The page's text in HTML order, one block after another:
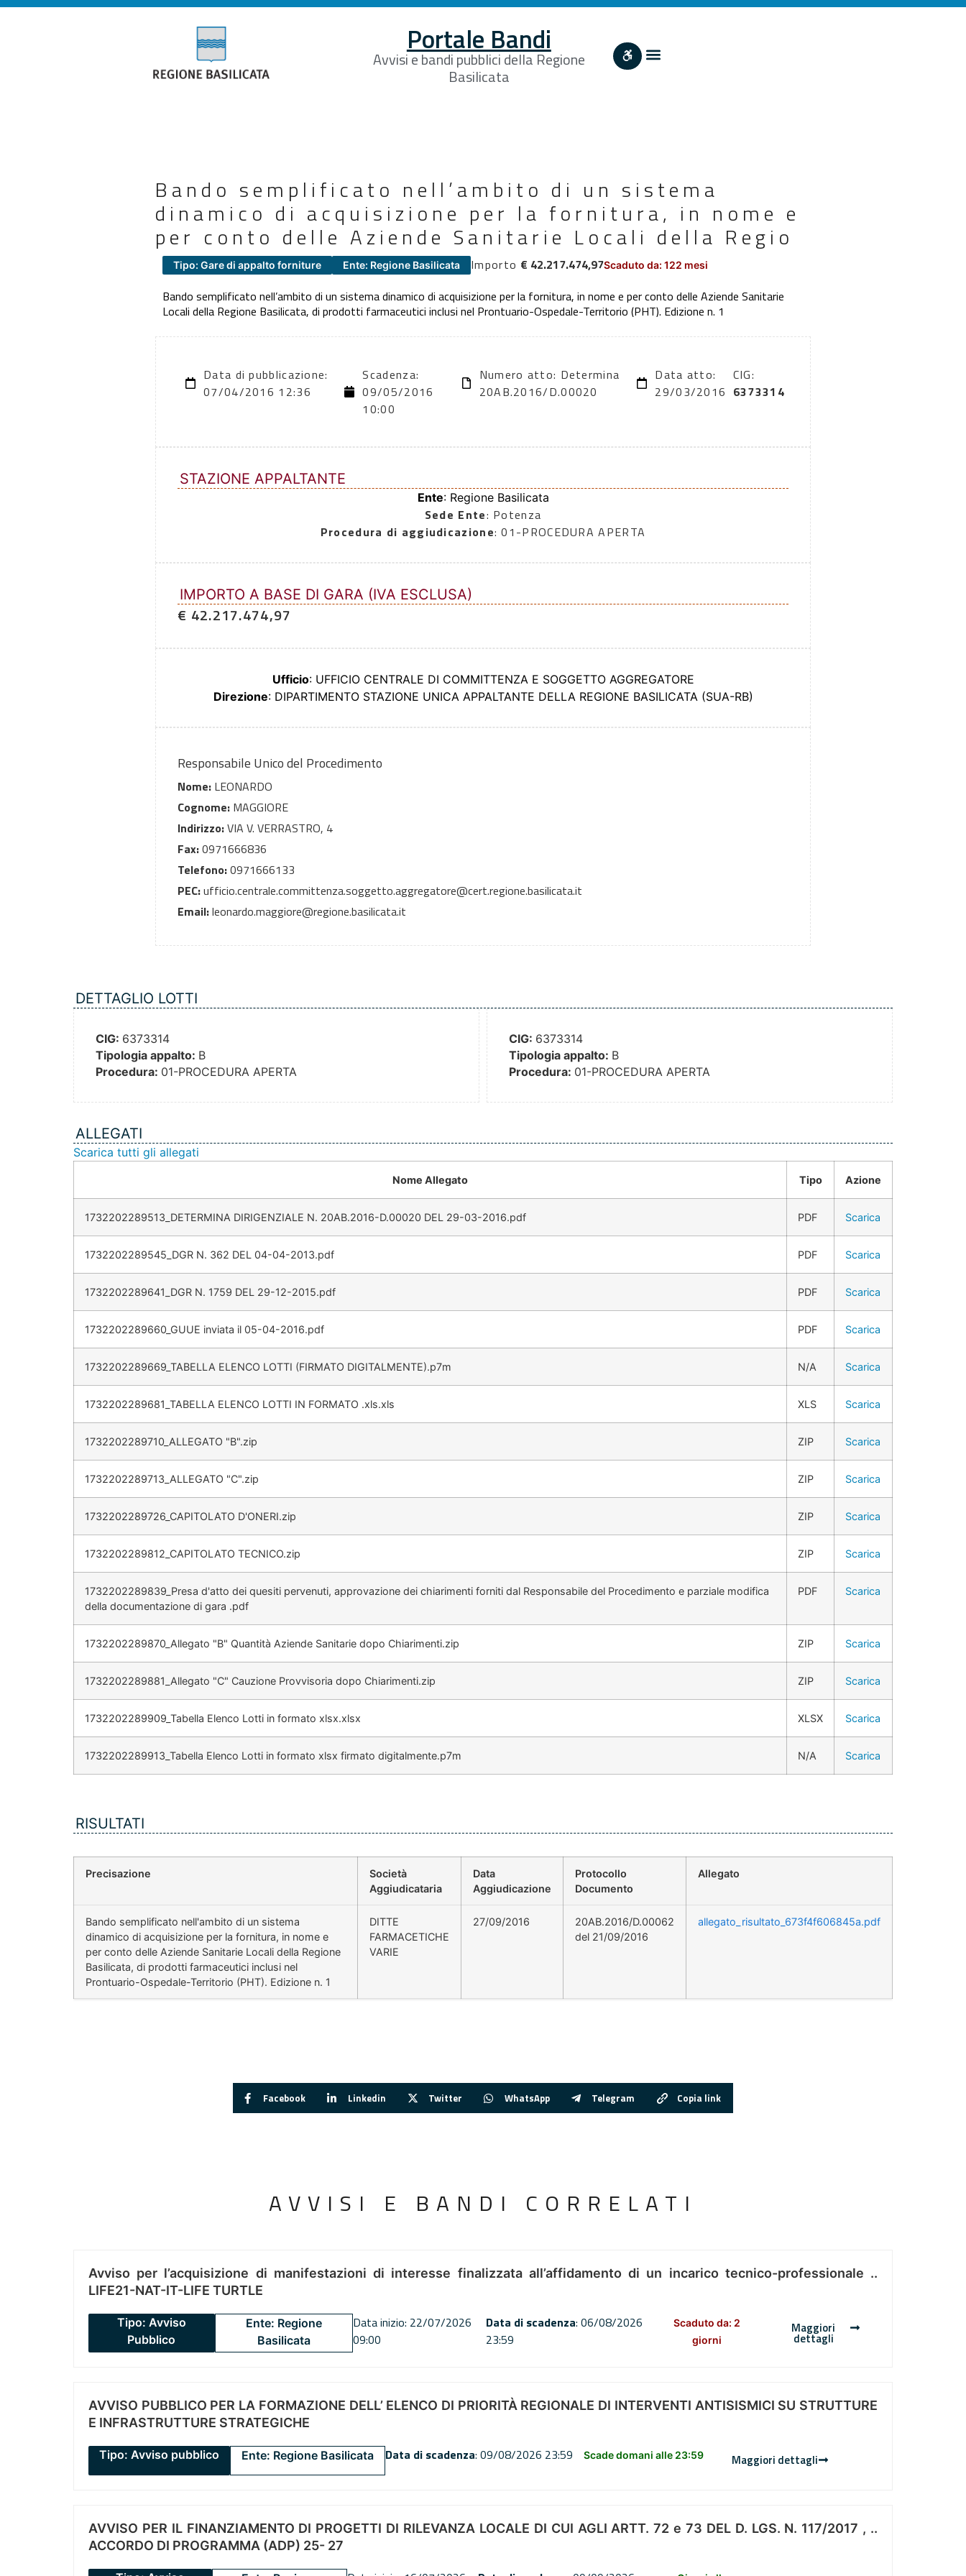
Portale Bandi
Avvisi e bandi pubblici della Regione
Basilicata
Bando semplificato nell’ambito di un sistema
dinamico di acquisizione per la fornitura, in nome e
per conto delle Aziende Sanitarie Locali della Regio
Tipo: Gare di appalto forniture Ente: Regione Basilicata Importo € 42.217.474,97Scaduto da: 122 mesi
Bando semplificato nell’ambito di un sistema dinamico di acquisizione per la fornitura, in nome e per conto delle Aziende Sanitarie
Locali della Regione Basilicata, di prodotti farmaceutici inclusi nel Prontuario-Ospedale-Territorio (PHT). Edizione n. 1
Data di pubblicazione:
07/04/2016 12:36
Scadenza:
09/05/2016
10:00
Numero atto: Determina
20AB.2016/D.00020
Data atto:
29/03/2016
CIG:
6373314
STAZIONE APPALTANTE
Ente: Regione Basilicata
Sede Ente: Potenza
Procedura di aggiudicazione: 01-PROCEDURA APERTA
IMPORTO A BASE DI GARA (IVA ESCLUSA)
€ 42.217.474,97
Ufficio: UFFICIO CENTRALE DI COMMITTENZA E SOGGETTO AGGREGATORE
Direzione: DIPARTIMENTO STAZIONE UNICA APPALTANTE DELLA REGIONE BASILICATA (SUA-RB)
Responsabile Unico del Procedimento
Nome: LEONARDO
Cognome: MAGGIORE
Indirizzo:VIA V. VERRASTRO, 4
Fax:0971666836
Telefono:0971666133
PEC:ufficio.centrale.committenza.soggetto.aggregatore@cert.regione.basilicata.it
Email:leonardo.maggiore@regione.basilicata.it
DETTAGLIO LOTTI
CIG: 6373314
Tipologia appalto: B
Procedura: 01-PROCEDURA APERTA
CIG: 6373314
Tipologia appalto: B
Procedura: 01-PROCEDURA APERTA
ALLEGATI
Scarica tutti gli allegati
Nome Allegato Tipo Azione
1732202289513_DETERMINA DIRIGENZIALE N. 20AB.2016-D.00020 DEL 29-03-2016.pdf PDF Scarica
1732202289545_DGR N. 362 DEL 04-04-2013.pdf PDF Scarica
1732202289641_DGR N. 1759 DEL 29-12-2015.pdf PDF Scarica
1732202289660_GUUE inviata il 05-04-2016.pdf PDF Scarica
1732202289669_TABELLA ELENCO LOTTI (FIRMATO DIGITALMENTE).p7m N/A Scarica
1732202289681_TABELLA ELENCO LOTTI IN FORMATO .xls.xls XLS Scarica
1732202289710_ALLEGATO "B".zip ZIP Scarica
1732202289713_ALLEGATO "C".zip ZIP Scarica
1732202289726_CAPITOLATO D'ONERI.zip ZIP Scarica
1732202289812_CAPITOLATO TECNICO.zip ZIP Scarica
1732202289839_Presa d'atto dei quesiti pervenuti, approvazione dei chiarimenti forniti dal Responsabile del Procedimento e parziale modifica
della documentazione di gara .pdf
PDF Scarica
1732202289870_Allegato "B" Quantità Aziende Sanitarie dopo Chiarimenti.zip ZIP Scarica
1732202289881_Allegato "C" Cauzione Provvisoria dopo Chiarimenti.zip ZIP Scarica
1732202289909_Tabella Elenco Lotti in formato xlsx.xlsx XLSX Scarica
1732202289913_Tabella Elenco Lotti in formato xlsx firmato digitalmente.p7m N/A Scarica
RISULTATI
Precisazione
Società
Aggiudicataria
Data
Aggiudicazione
Protocollo
Documento
Allegato
Bando semplificato nell'ambito di un sistema
dinamico di acquisizione per la fornitura, in nome e
per conto delle Aziende Sanitarie Locali della Regione
Basilicata, di prodotti farmaceutici inclusi nel
Prontuario-Ospedale-Territorio (PHT). Edizione n. 1
DITTE
FARMACETICHE
VARIE
27/09/2016
20AB.2016/D.00062
del 21/09/2016
allegato_risultato_673f4f606845a.pdf
Facebook Linkedin Twitter WhatsApp Telegram Copia link
AVVISI E BANDI CORRELATI
Avviso per l’acquisizione di manifestazioni di interesse finalizzata all’affidamento di un incarico tecnico-professionale ..
LIFE21-NAT-IT-LIFE TURTLE
Tipo: Avviso
Pubblico
Ente: Regione
Basilicata
Data inizio: 22/07/2026
09:00
Data di scadenza: 06/08/2026
23:59
Scaduto da: 2
giorni
Maggiori
dettagli
AVVISO PUBBLICO PER LA FORMAZIONE DELL’ ELENCO DI PRIORITÀ REGIONALE DI INTERVENTI ANTISISMICI SU STRUTTURE
E INFRASTRUTTURE STRATEGICHE
Tipo: Avviso pubblico Ente: Regione Basilicata Data di scadenza: 09/08/2026 23:59 Scade domani alle 23:59 Maggiori dettagli
AVVISO PER IL FINANZIAMENTO DI PROGETTI DI RILEVANZA LOCALE DI CUI AGLI ARTT. 72 e 73 DEL D. LGS. N. 117/2017 , ..
ACCORDO DI PROGRAMMA (ADP) 25- 27